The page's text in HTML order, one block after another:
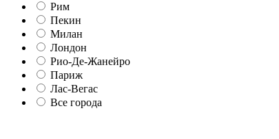
Рим
Пекин
Милан
Лондон
Рио-Де-Жанейро
Париж
Лас-Вегас
Все города